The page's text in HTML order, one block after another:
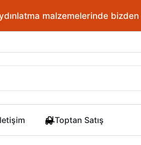
malzemelerinde bizden fiyat
Toptan Satış